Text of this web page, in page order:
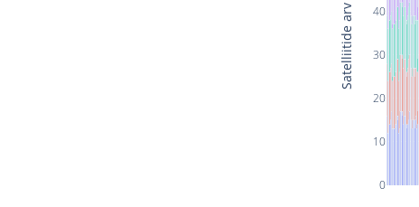
0
10
20
30
40
Satelliitide arv